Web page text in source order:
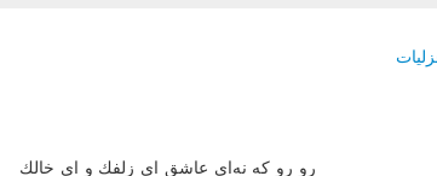
رو رو كه نه‌ای عاشق ای زلفك و ای خالك